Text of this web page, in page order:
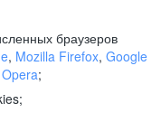
браузеров
, Mozilla Firefox, Google
Opera;